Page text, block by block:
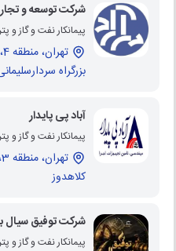
شرکت توسعه و
پیمانکار نفت و گاز و
بزرگراه
آباد پی پایدار
پیمانکار نفت و گاز و
کلاهدوز
شرکت توفیق سیال
پیمانکار نفت و گاز و